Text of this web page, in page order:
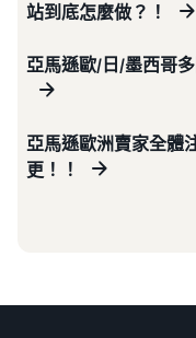
站到底怎麼做？！
亞馬遜歐/日/墨西哥
亞馬遜歐洲賣家全體
更！！